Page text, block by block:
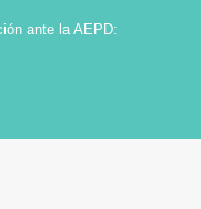
ante la AEPD: